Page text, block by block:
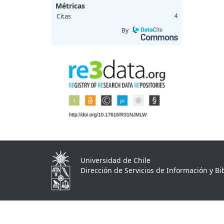
Métricas
Citas 4
By
Universidad de Chile
Dirección de Servicios de Información y